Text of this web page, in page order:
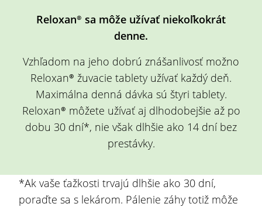
Reloxan® sa môže užívať niekoľkokrát
denne.
Vzhľadom na jeho dobrú znášanlivosť možno
Reloxan® žuvacie tablety užívať každý deň.
Maximálna denná dávka sú štyri tablety.
Reloxan® môžete užívať aj dlhodobejšie až po
dobu 30 dní*, nie však dlhšie ako 14 dní bez
prestávky.
*Ak vaše ťažkosti trvajú dlhšie ako 30 dní,
poraďte sa s lekárom. Pálenie záhy totiž môže